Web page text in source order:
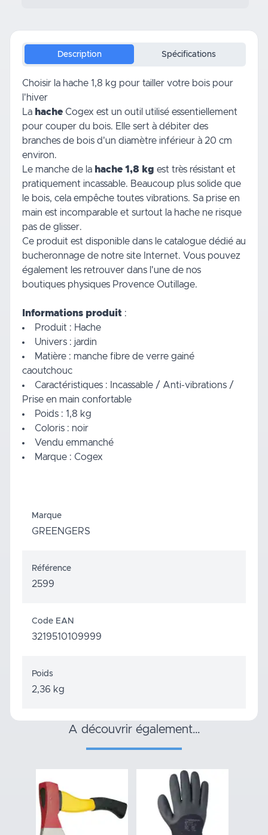
Description Spécifications
Choisir la hache 1,8 kg pour tailler votre bois pour
l'hiver
La hache Cogex est un outil utilisé essentiellement
pour couper du bois. Elle sert à débiter des
branches de bois d'un diamètre inférieur à 20 cm
environ.
Le manche de la hache 1,8 kg est très résistant et
pratiquement incassable. Beaucoup plus solide que
le bois, cela empêche toutes vibrations. Sa prise en
main est incomparable et surtout la hache ne risque
pas de glisser.
Ce produit est disponible dans le catalogue dédié au
bucheronnage de notre site Internet. Vous pouvez
également les retrouver dans l'une de nos
boutiques physiques Provence Outillage.
Informations produit :
Produit : Hache
Univers : jardin
Matière : manche fibre de verre gainé
caoutchouc
Caractéristiques : Incassable / Anti-vibrations /
Prise en main confortable
Poids : 1,8 kg
Coloris : noir
Vendu emmanché
Marque : Cogex
Marque
GREENGERS
Référence
2599
Code EAN
3219510109999
Poids
2,36 kg
a découvrir également…